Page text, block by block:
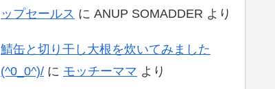
ップセールス に ANUP SOMADDER より
鯖缶と切り干し大根を炊いてみました
(^0_0^)/ に モッチーママ より